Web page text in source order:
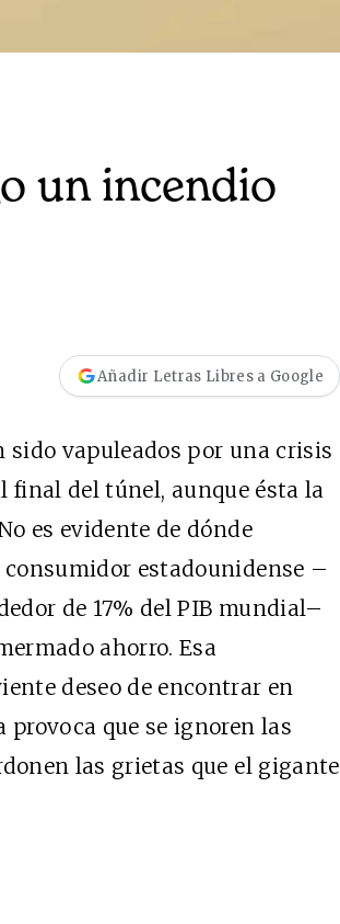
un incendio
Añadir Letras Libres a Google
sido vapuleados por una crisis
final del túnel, aunque ésta la
es evidente de dónde
estadounidense –
de 17% del PIB mundial–
ahorro. Esa
deseo de encontrar en
provoca que se ignoren las
las grietas que el gigante
Cine desde los márgenes
EDICIÓN ESPAÑA
SUSCRÍBETE